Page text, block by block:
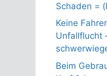
Schaden =
Keine
Unfallflucht
Beim